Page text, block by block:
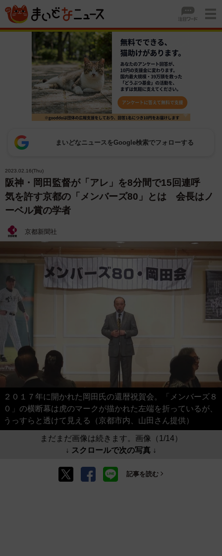
まいどなニュースをGoogle検索でフォローする
2023.02.16(Thu)
阪神・岡田監督が「アレ」を8分間で15回連呼
気を許す京都の「メンバーズ80」とは 会長はノ
ーベル賞の学者
京都新聞社
２０１７年に開かれた岡田氏の還暦祝賀会。「メンバーズ８
０」の横断幕は虎のマークが描かれた左端を折っているが、
うっすらと透けて見える（京都市内、山田さん提供）
まだまだ画像は続きます。画像（1/14）
↓ スクロールで次の写真 ↓
記事を読む